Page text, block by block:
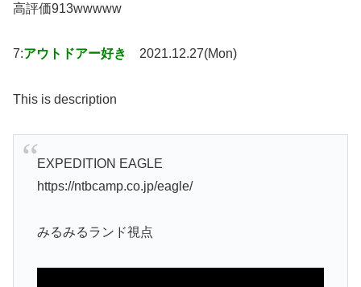
高評価913wwwww
7:アウトドアー好き 2021.12.27(Mon)
This is description
EXPEDITION EAGLE
https://ntbcamp.co.jp/eagle/
みるみるランド視点